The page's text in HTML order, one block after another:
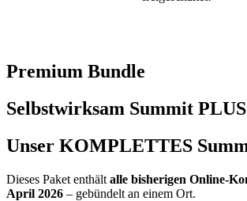
Premium Bundle
Selbstwirksam Summit PLUS
Unser KOMPLETTES
Dieses Paket enthält alle bisherigen Online-
April 2026 – gebündelt an einem Ort.